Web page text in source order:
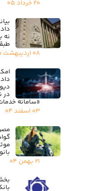
۲۰ خرداد ۰۵
نه
۰۸ اردیبهشت ۰۵
در
«سامانه
۰۳ اسفند ۰۴
۲۱ بهمن ۰۴